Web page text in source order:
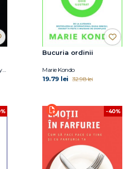
Donald Kirkendall, Adam Sayers
Bucuria ordinii
Marie Kondo
19.79 lei 32.98 lei
-40%